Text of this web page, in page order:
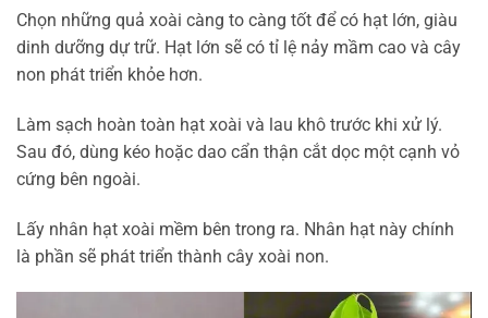
Chọn những quả xoài càng to càng tốt để có hạt lớn, giàu
dinh dưỡng dự trữ. Hạt lớn sẽ có tỉ lệ nảy mầm cao và cây
non phát triển khỏe hơn.
Làm sạch hoàn toàn hạt xoài và lau khô trước khi xử lý.
Sau đó, dùng kéo hoặc dao cẩn thận cắt dọc một cạnh vỏ
cứng bên ngoài.
Lấy nhân hạt xoài mềm bên trong ra. Nhân hạt này chính
là phần sẽ phát triển thành cây xoài non.